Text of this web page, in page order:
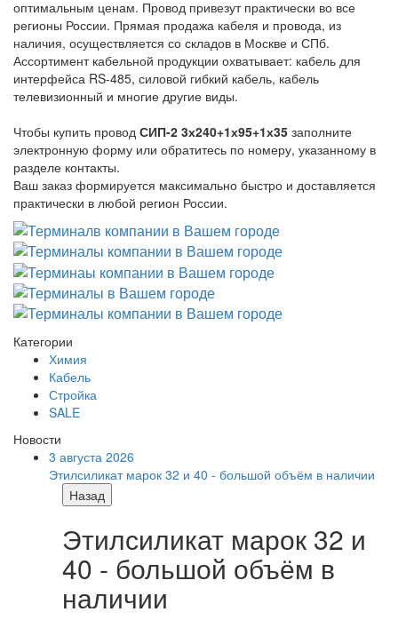
оптимальным ценам. Провод привезут практически во все
регионы России. Прямая продажа кабеля и провода, из
наличия, осуществляется со складов в Москве и СПб.
Ассортимент кабельной продукции охватывает: кабель для
интерфейса RS-485, силовой гибкий кабель, кабель
телевизионный и многие другие виды.
Чтобы купить провод СИП-2 3х240+1х95+1х35 заполните
электронную форму или обратитесь по номеру, указанному в
разделе контакты.
Ваш заказ формируется максимально быстро и доставляется
практически в любой регион России.
Категории
Химия
Кабель
Стройка
SALE
Новости
3 августа 2026
Этилсиликат марок 32 и 40 - большой объём в наличии
Назад
Этилсиликат марок 32 и
40 - большой объём в
наличии